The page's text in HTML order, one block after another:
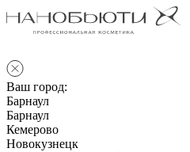
Ваш город:
Барнаул
Барнаул
Кемерово
Новокузнецк